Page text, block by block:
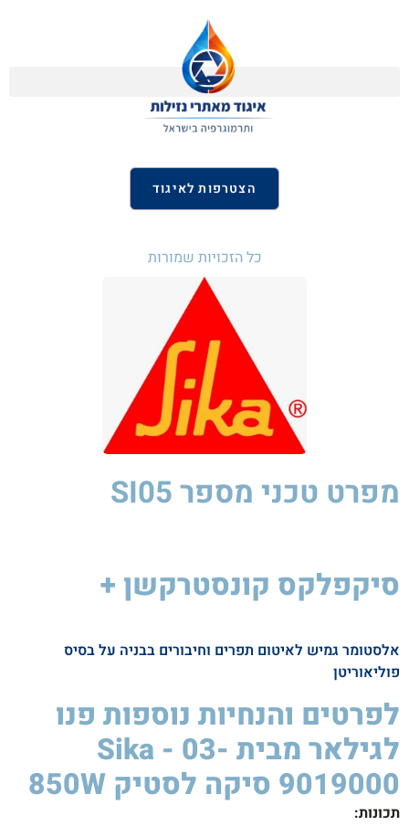
הצטרפות לאיגוד
כל הזכויות שמורות
מפרט טכני מספר SI05
סיקפלקס קונסטרקשן +
אלסטומר גמיש לאיטום תפרים וחיבורים בבניה על בסיס
פוליאוריטן
לפרטים והנחיות נוספות פנו
לגילאר מבית Sika - 03-
9019000 סיקה לסטיק 850W ​
תכונות: